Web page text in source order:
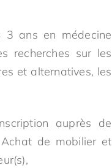
3 ans en médecine
recherches sur les
et alternatives, les
auprès de
de mobilier et